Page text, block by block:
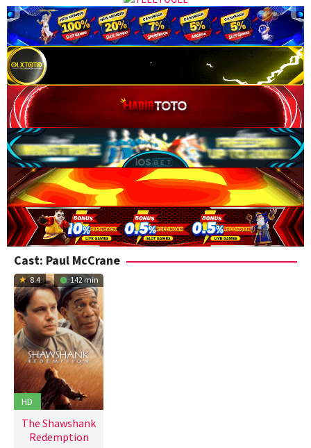
Cast: Paul McCrane
8.4 142 min
HD
The Shawshank
Redemption